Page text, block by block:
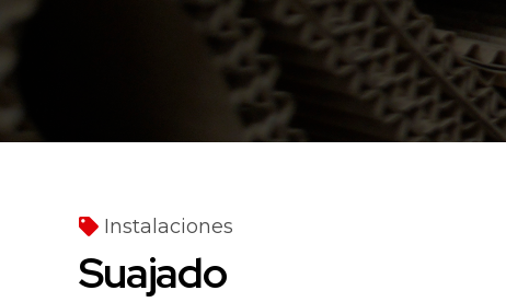
Instalaciones
Suajado